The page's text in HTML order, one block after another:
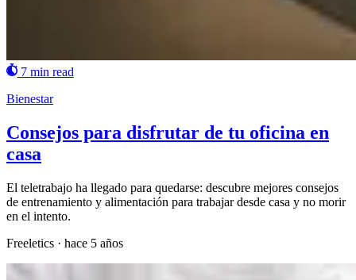
7 min read
Bienestar
Consejos para disfrutar de tu oficina en
casa
El teletrabajo ha llegado para quedarse: descubre mejores consejos
de entrenamiento y alimentación para trabajar desde casa y no morir
en el intento.
Freeletics · hace 5 años